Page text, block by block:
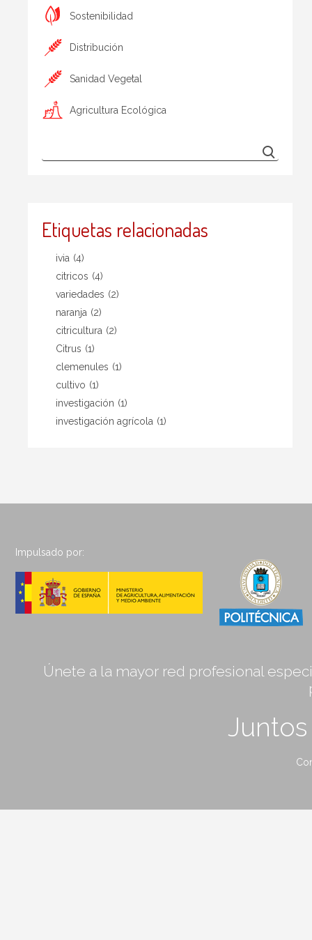
Sostenibilidad
Distribución
Sanidad Vegetal
Agricultura Ecológica
Etiquetas relacionadas
ivia (4)
citricos (4)
variedades (2)
naranja (2)
citricultura (2)
Citrus (1)
clemenules (1)
cultivo (1)
investigación (1)
investigación agrícola (1)
Impulsado por:
Únete a la mayor red profesional